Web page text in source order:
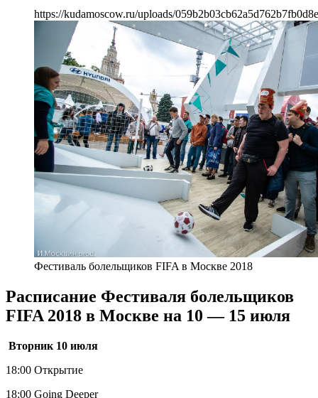
https://kudamoscow.ru/uploads/
Фестиваль болельщиков FIFA в Москве 2018
Расписание Фестиваля болельщиков
FIFA 2018 в Москве на 10 — 15 июля
Вторник 10 июля
18:00 Открытие
18:00 Going Deeper